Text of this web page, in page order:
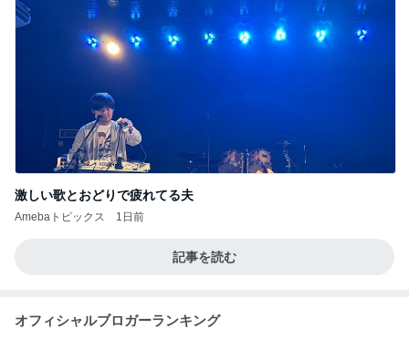
激しい歌とおどりで疲れてる夫
Amebaトピックス 1日前
記事を読む
オフィシャルブロガーランキング